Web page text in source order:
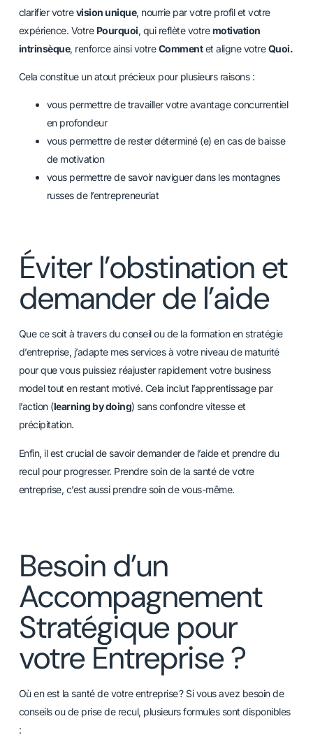
clarifier votrevision unique, nourrie par votre profil et votre
expérience. Votre Pourquoi, qui reflète votremotivation
intrinsèque, renforce ainsi votreCommentet aligne votreQuoi.
Cela constitue un atout précieux pour plusieurs raisons :
vous permettre de travailler votre avantage concurrentiel
en profondeur
vous permettre de rester déterminé (e) en cas de baisse
de motivation
vous permettre de savoir naviguer dans les montagnes
russes de l’entrepreneuriat
Éviter l’obstination et
demander de l’aide
Que ce soit à travers du conseil ou de la formation en stratégie
d’entreprise, j’adapte mes services à votre niveau de maturité
pour que vous puissiez réajuster rapidement votre business
model tout en restant motivé. Cela inclut l’apprentissage par
l’action (learning by doing) sans confondre vitesse et
précipitation.
Enfin, il est crucial de savoir demander de l’aide et prendre du
recul pour progresser. Prendre soin de la santé de votre
entreprise, c’est aussi prendre soin de vous-même.
Besoin d’un
Accompagnement
Stratégique pour
votre Entreprise ?
Où en est la santé de votre entreprise ? Si vous avez besoin de
conseils ou de prise de recul, plusieurs formules sont disponibles
: